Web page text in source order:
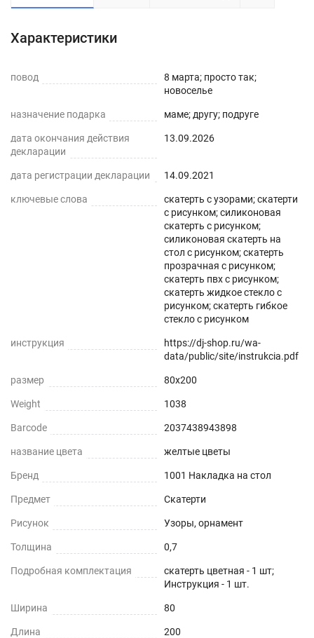
водоотталкивающее, долговечное, не желтеет со
размеров или закруглить углы. Внимание: мы
усадку. Весь ассортимент Вы можете увидеть в
Характеристики
повод
8 марта; просто так;
новоселье
назначение подарка маме; другу; подруге
дата окончания действия
декларации
13.09.2026
дата регистрации декларации 14.09.2021
ключевые слова
скатерть с узорами; скатерти
с рисунком; силиконовая
скатерть с рисунком;
силиконовая скатерть на
стол с рисунком; скатерть
прозрачная с рисунком;
скатерть пвх с рисунком;
скатерть жидкое стекло с
рисунком; скатерть гибкое
стекло с рисунком
инструкция
https://dj-shop.ru/wa-
data/public/site/instrukcia.pdf
размер 80x200
Weight 1038
Barcode 2037438943898
название цвета желтые цветы
Бренд 1001 Накладка на стол
Предмет Скатерти
Рисунок Узоры, орнамент
Толщина 0,7
Подробная комплектация
скатерть цветная - 1 шт;
Инструкция - 1 шт.
Ширина 80
Длина 200